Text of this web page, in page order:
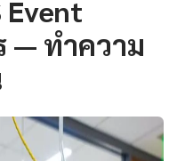
Event
— ทำความ